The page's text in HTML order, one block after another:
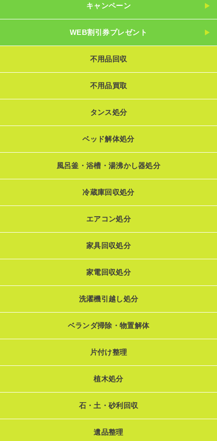
キャンペーン
WEB割引券プレゼント
不用品回収
不用品買取
タンス処分
ベッド解体処分
風呂釜・浴槽・湯沸かし器処分
冷蔵庫回収処分
エアコン処分
家具回収処分
家電回収処分
洗濯機引越し処分
ベランダ掃除・物置解体
片付け整理
植木処分
石・土・砂利回収
遺品整理